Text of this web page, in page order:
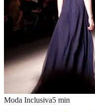
Moda Inclusiva5 min